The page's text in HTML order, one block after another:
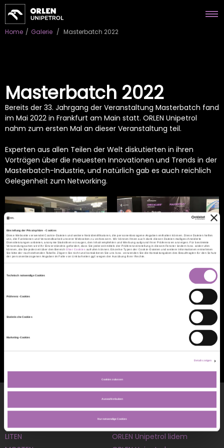
Einstellung der Privatsphäre - Cookies
Diese Webseite verwendet Cookie-Dateien und weitere Netzidentifikatoren, die personenbezogene Angaben enthalten können. Diese Dateien helfen
uns, die Funktionen und Verwendbarkeit unserer Webseiten zu verbessern. Wir können Ihnen auch dank diesen Dateien maßgeschneiderte
Dienstleistungen anbieten, anonyme Statistiken erzeugen, den Inhalt empfehlen und Werbung aufgrund Ihrer Präferenzen anzeigen. Für bestimmte
Verwendungsarten wird Ihr Einverständnis gefordert, dass Sie jederzeit mittels der Präferenzeinstellung in diesem Fenster ändern bzw. widerrufen
können, die Sie jederzeit über den BereichÜber Cookies aufrufen können. Einzelne Typen der Cookie-Dateien und weitere Informationen entnehmen
Sie bitte der nachstehenden Tabelle. Zögern Sie nicht und kontaktieren Sie uns bzw. verwenden Sie die Kontaktangaben des Beauftragten für den Schutz
der personenbezogenen Angaben im Falle von Unklarheiten ggf. wegen der Ausübung Ihrer Rechte.
Technisch notwendige Cookies
Präferenz-Cookies
Statistische Cookies
Marketing-Cookies
Details zeigen
Cookies zulassen
Auswahl erlauben
Nur notwendige Cookies
Home / Galerie / Masterbatch 2022
Masterbatch 2022
Bereits der 33. Jahrgang der Veranstaltung Masterbatch fand
im Mai 2022 in Frankfurt am Main statt. ORLEN Unipetrol
nahm zum ersten Mal an dieser Veranstaltung teil.
Experten aus allen Teilen der Welt diskutierten in ihren
Vorträgen über die neuesten Innovationen und Trends in der
Masterbatch-Industrie, und natürlich gab es auch reichlich
Gelegenheit zum Networking.
Unser Netzwerk
LITEN
Let's talk about it
ORLEN Unipetrol lidem